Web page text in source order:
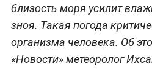
близость моря усилит
зноя. Такая погода
организма человека. Об
«Новости» метеоролог